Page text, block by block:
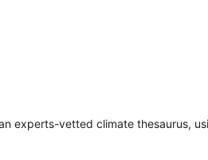
experts-vetted climate thesaurus,